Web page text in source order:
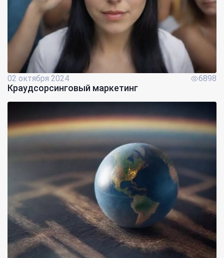
02 октября 2024 6898
Краудсорсинговый маркетинг